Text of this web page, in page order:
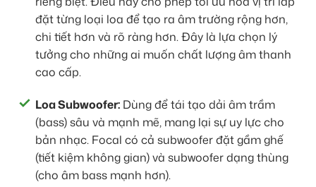
đặt từng loại loa để tạo ra âm trường rộng hơn,
chi tiết hơn và rõ ràng hơn. Đây là lựa chọn lý
tưởng cho những ai muốn chất lượng âm thanh
cao cấp.
Loa Subwoofer: Dùng để tái tạo dải âm trầm
(bass) sâu và mạnh mẽ, mang lại sự uy lực cho
bản nhạc. Focal có cả subwoofer đặt gầm ghế
(tiết kiệm không gian) và subwoofer dạng thùng
(cho âm bass mạnh hơn).